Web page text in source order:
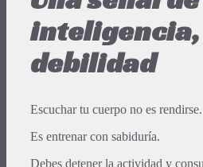
inteligencia,
debilidad
Escuchar tu cuerpo no es rendirse.
Es entrenar con sabiduría.
Debes detener la actividad y